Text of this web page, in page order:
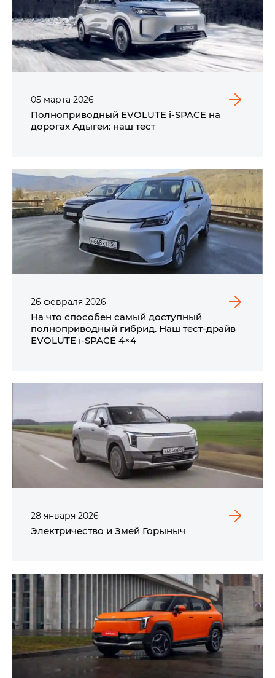
05 марта 2026
Полноприводный EVOLUTE i‑SPACE на
дорогах Адыгеи: наш тест
26 февраля 2026
На что способен самый доступный
полноприводный гибрид. Наш тест-драйв
EVOLUTE i‑SPACE 4×4
28 января 2026
Электричество и Змей Горыныч